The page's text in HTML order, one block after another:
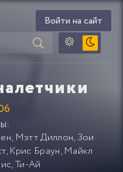
Войти на сайт
, Мэтт Диллон, Зои
, Крис Браун, Майкл
,Ти-Ай